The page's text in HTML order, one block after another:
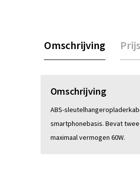
Omschrijving
Omschrijving
ABS-
smartphonebasis. Bevat
maximaal vermogen 60W.